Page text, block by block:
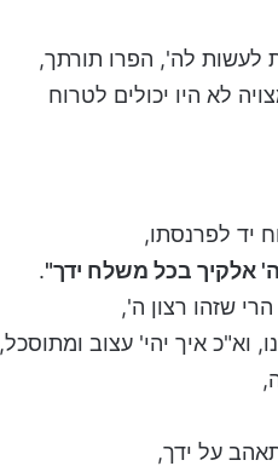
לעשות לה', הפרו תורתך,
לא היו יכולים לטרוח
יד לפרנסתו,
אלקיך בכל משלח ידך".
שזהו רצון ה',
וא"כ איך יהי' עצוב ומתוסכל,
על ידך,